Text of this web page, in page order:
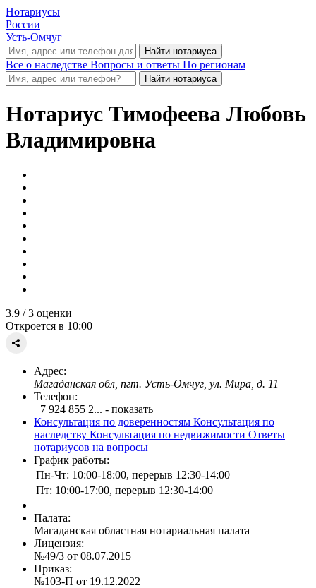
Нотариусы
России
Усть-Омчуг
Все о наследстве Вопросы и ответы По регионам
Нотариус Тимофеева Любовь
Владимировна
3.9 / 3 оценки
Откроется в 10:00
Адрес:
Магаданская обл, пгт. Усть-Омчуг, ул. Мира, д. 11
Телефон:
+7 924 855 2... - показать
Консультация по доверенностям Консультация по
наследству Консультация по недвижимости Ответы
нотариусов на вопросы
График работы:
Пн-Чт: 10:00-18:00, перерыв 12:30-14:00
Пт: 10:00-17:00, перерыв 12:30-14:00
Палата:
Магаданская областная нотариальная палата
Лицензия:
№49/3 от 08.07.2015
Приказ:
№103-П от 19.12.2022